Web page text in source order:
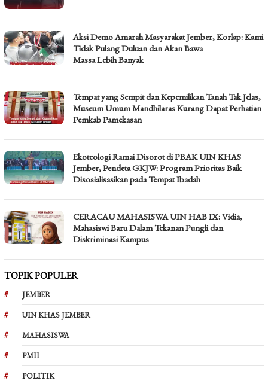
Aksi Demo Amarah Masyarakat Jember, Korlap: Kami
Tidak Pulang Duluan dan Akan Bawa
Massa Lebih Banyak
Tempat yang Sempit dan Kepemilikan Tanah Tak Jelas,
Museum Umum Mandhilaras Kurang Dapat Perhatian
Pemkab Pamekasan
Ekoteologi Ramai Disorot di PBAK UIN KHAS
Jember, Pendeta GKJW: Program Prioritas Baik
Disosialisasikan pada Tempat Ibadah
CERACAU MAHASISWA UIN HAB IX: Vidia,
Mahasiswi Baru Dalam Tekanan Pungli dan
Diskriminasi Kampus
TOPIK POPULER
JEMBER
UIN KHAS JEMBER
MAHASISWA
PMII
POLITIK